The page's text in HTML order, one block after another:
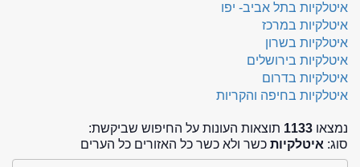
איטלקיות בתל אביב- יפו
איטלקיות במרכז
איטלקיות בשרון
איטלקיות בירושלים
איטלקיות בדרום
איטלקיות בחיפה והקריות
נמצאו 1133 תוצאות העונות על החיפוש שביקשת:
סוג: איטלקיות כשר ולא כשר כל האזורים כל הערים